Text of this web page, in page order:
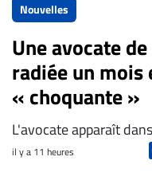
Nouvelles
Une avocate
radiée un mois
« choquante »
L'avocate apparaît
il y a 11 heures